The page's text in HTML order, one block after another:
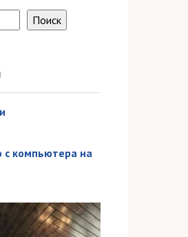
Поиск
с компьютера на